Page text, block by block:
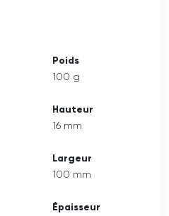
Poids
100 g
Hauteur
16 mm
Largeur
100 mm
Épaisseur